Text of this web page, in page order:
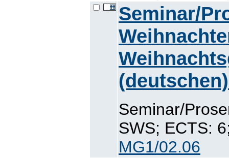
Seminar/
Seminar/
SWS; ECTS:
MG1/02.06